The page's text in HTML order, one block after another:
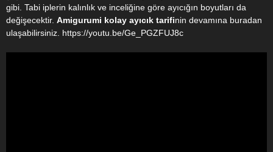
gibi. Tabi iplerin kalınlık ve inceliğine göre ayıcığın boyutları da
değişecektir. Amigurumi kolay ayıcık tarifinin devamına buradan
ulaşabilirsiniz. https://youtu.be/Ge_PGZFUJ8c